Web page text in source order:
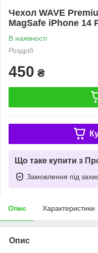
Чехол WAVE
MagSafe iPhone 14
В наявності
Роздріб
450 ₴
Що таке купити з
Замовлення під
Опис Характеристики
Опис